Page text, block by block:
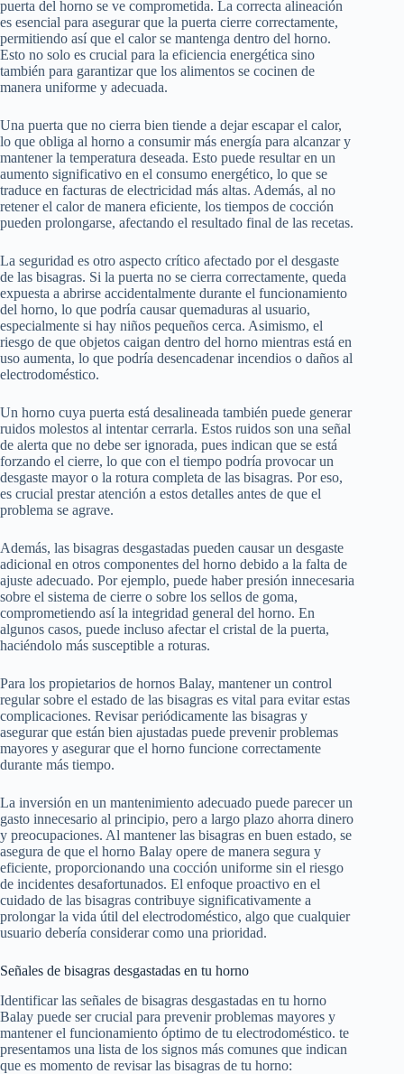
puerta del horno se ve comprometida. La correcta alineación
es esencial para asegurar que la puerta cierre correctamente,
permitiendo así que el calor se mantenga dentro del horno.
Esto no solo es crucial para la eficiencia energética sino
también para garantizar que los alimentos se cocinen de
manera uniforme y adecuada.
Una puerta que no cierra bien tiende a dejar escapar el calor,
lo que obliga al horno a consumir más energía para alcanzar y
mantener la temperatura deseada. Esto puede resultar en un
aumento significativo en el consumo energético, lo que se
traduce en facturas de electricidad más altas. Además, al no
retener el calor de manera eficiente, los tiempos de cocción
pueden prolongarse, afectando el resultado final de las recetas.
La seguridad es otro aspecto crítico afectado por el desgaste
de las bisagras. Si la puerta no se cierra correctamente, queda
expuesta a abrirse accidentalmente durante el funcionamiento
del horno, lo que podría causar quemaduras al usuario,
especialmente si hay niños pequeños cerca. Asimismo, el
riesgo de que objetos caigan dentro del horno mientras está en
uso aumenta, lo que podría desencadenar incendios o daños al
electrodoméstico.
Un horno cuya puerta está desalineada también puede generar
ruidos molestos al intentar cerrarla. Estos ruidos son una señal
de alerta que no debe ser ignorada, pues indican que se está
forzando el cierre, lo que con el tiempo podría provocar un
desgaste mayor o la rotura completa de las bisagras. Por eso,
es crucial prestar atención a estos detalles antes de que el
problema se agrave.
Además, las bisagras desgastadas pueden causar un desgaste
adicional en otros componentes del horno debido a la falta de
ajuste adecuado. Por ejemplo, puede haber presión innecesaria
sobre el sistema de cierre o sobre los sellos de goma,
comprometiendo así la integridad general del horno. En
algunos casos, puede incluso afectar el cristal de la puerta,
haciéndolo más susceptible a roturas.
Para los propietarios de hornos Balay, mantener un control
regular sobre el estado de las bisagras es vital para evitar estas
complicaciones. Revisar periódicamente las bisagras y
asegurar que están bien ajustadas puede prevenir problemas
mayores y asegurar que el horno funcione correctamente
durante más tiempo.
La inversión en un mantenimiento adecuado puede parecer un
gasto innecesario al principio, pero a largo plazo ahorra dinero
y preocupaciones. Al mantener las bisagras en buen estado, se
asegura de que el horno Balay opere de manera segura y
eficiente, proporcionando una cocción uniforme sin el riesgo
de incidentes desafortunados. El enfoque proactivo en el
cuidado de las bisagras contribuye significativamente a
prolongar la vida útil del electrodoméstico, algo que cualquier
usuario debería considerar como una prioridad.
Señales de bisagras desgastadas en tu horno
Identificar las señales de bisagras desgastadas en tu horno
Balay puede ser crucial para prevenir problemas mayores y
mantener el funcionamiento óptimo de tu electrodoméstico. te
presentamos una lista de los signos más comunes que indican
que es momento de revisar las bisagras de tu horno: